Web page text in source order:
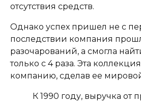
отсутствия средств.
Однако успех пришел не с
последствии компания
разочарований, а смогла
только с 4 раза. Эта
компанию, сделав ее
К 1990 году, выручка от